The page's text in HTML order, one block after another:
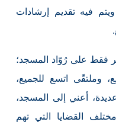
فيه تقديم إرشادات
فقط على رُوّاد المسجد؛
وملتقًى اتسع للجميع،
أعني إلى المسجد،
القضايا التي تهم